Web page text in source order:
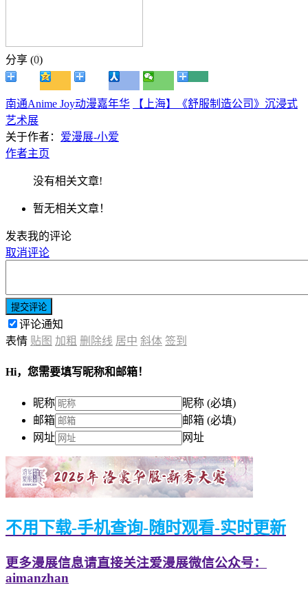
分享 (0)
南通Anime Joy动漫嘉年华
【上海】《舒服制造公司》沉浸式
艺术展
关于作者： 爱漫展-小爱
作者主页
没有相关文章!
暂无相关文章！
发表我的评论
取消评论
提交评论
评论通知
表情 贴图 加粗 删除线 居中 斜体 签到
Hi，您需要填写昵称和邮箱！
昵称
昵称 (必填)
邮箱
邮箱 (必填)
网址
网址
不用下载-手机查询-随时观看-实时更新
更多漫展信息请直接关注爱漫展微信公众号：
aimanzhan